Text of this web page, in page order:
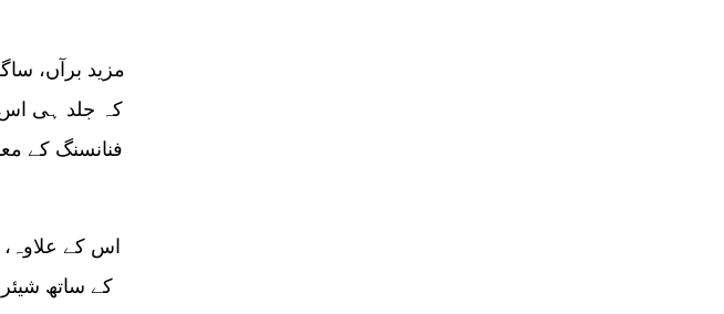
فنانسنگ کے
اس کے
کے ساتھ